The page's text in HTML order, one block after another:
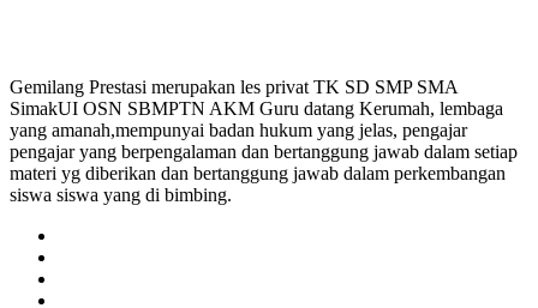
Gemilang Prestasi merupakan les privat TK SD SMP SMA
SimakUI OSN SBMPTN AKM Guru datang Kerumah, lembaga
yang amanah,mempunyai badan hukum yang jelas, pengajar
pengajar yang berpengalaman dan bertanggung jawab dalam setiap
materi yg diberikan dan bertanggung jawab dalam perkembangan
siswa siswa yang di bimbing.